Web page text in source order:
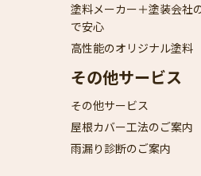
塗料メーカー＋塗装会社
で安心
高性能のオリジナル塗料
その他サービス
その他サービス
屋根カバー工法のご案内
雨漏り診断のご案内